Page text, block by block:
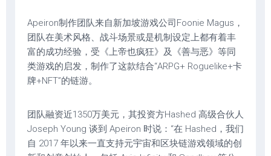
Apeiron制作团队来自新加坡游戏公司Foonie Magus，
团队在美术风格、战斗场景或是机制设定上都有着丰
富的成功经验，受《上帝也疯狂》及《善与恶》等同
类游戏的启发，制作了这款结合“ARPG+ Roguelike+卡
牌+NFT”的链游。
团队融资近1350万美元，其投资方Hashed 高级合伙人
Joseph Young 谈到 Apeiron 时说：“在 Hashed，我们
自 2017 年以来一直支持元宇宙和区块链游戏领域的创